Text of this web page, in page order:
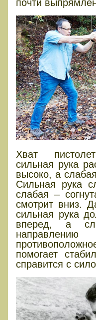
почти
Хват
сильная рука
высоко, а
Сильная рука
слабая –
смотрит вниз.
сильная рука
вперед, а
помогает
справится с